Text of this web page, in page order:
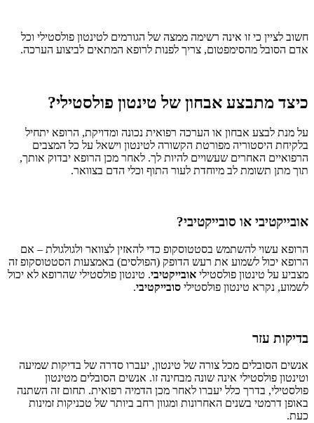
חשוב לציין כי זו אינה רשימה ממצה של הגורמים לטינטון פולסטילי וכל
אדם הסובל מהסימפטום, צריך לפנות לרופא המתאים לביצוע הערכה.
כיצד מתבצע אבחון של טינטון פולסטילי?
על מנת לבצע אבחון או הערכה רפואית נכונה ומדויקת, הרופא יתחיל
בלקיחת היסטוריה מפורטת הקשורה לטינטון וישאל על כל המצבים
הרפואיים האחרים שעשויים להיות לך. לאחר מכן הרופא יבדוק אותך,
תוך מתן תשומת לב מיוחדת לעור התוף וכלי הדם בצוואר.
אובייקטיבי או סובייקטיבי?
הרופא עשוי להשתמש בסטטוסקופ כדי להאזין לצוואר ולגולגולת – אם
הרופא יכול לשמוע את רעש הדופק (הפולסים) באמצעות הסטטוסקופ זה
מצביע על טינטון פולסטילי אובייקטיבי. טינטון פולסטילי שהרופא לא יכול
לשמוע, נקרא טינטון פולסטילי סובייקטיבי.
בדיקות עזר
אנשים הסובלים מכל צורה של טינטון, יעברו סדרה של בדיקות שמיעה
וטינטון פולסטילי אינה שונה מבחינה זו. אנשים הסובלים מטינטון
פולסטילי, בדרך כלל יעברו לאחר מכן הדמיה רפואית. תחום זה השתנה
באופן דרמטי בשנים האחרונות ומגוון רחב ביותר של טכניקות זמינות
כעת.